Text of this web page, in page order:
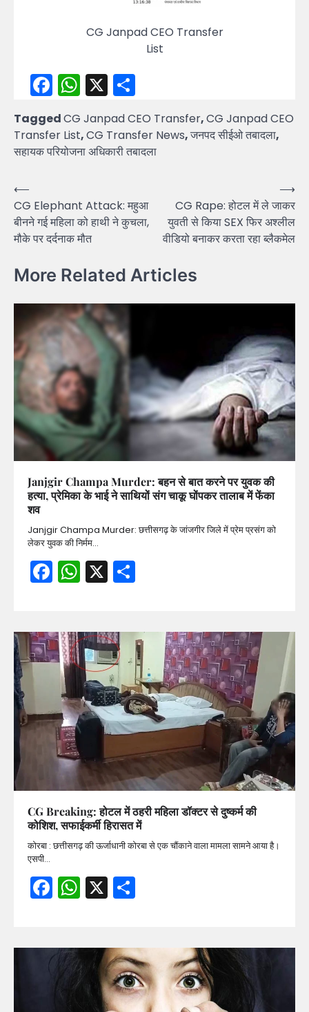
CG Janpad CEO Transfer
List
Facebook
WhatsApp
X
TaggedCG Janpad CEO Transfer,CG Janpad CEO
Transfer List,CG Transfer News,जनपद सीईओ तबादला,
सहायक परियोजना अधिकारी तबादला
Post
navigation
⟵
CG Elephant Attack: महुआ
बीनने गई महिला को हाथी ने कुचला,
मौके पर दर्दनाक मौत
CG Rape: होटल में ले जाकर
युवती से किया SEX फिर अश्लील
वीडियो बनाकर करता रहा ब्लैकमेल
⟶
More Related Articles
Janjgir Champa Murder: बहन से बात करने पर युवक की
हत्या, प्रेमिका के भाई ने साथियों संग चाकू घोंपकर तालाब में फेंका
शव
Janjgir Champa Murder: छत्तीसगढ़ के जांजगीर जिले में प्रेम प्रसंग को
लेकर युवक की निर्मम…
Facebook
WhatsApp
X
CG Breaking: होटल में ठहरी महिला डॉक्टर से दुष्कर्म की
कोशिश, सफाईकर्मी हिरासत में
कोरबा : छत्तीसगढ़ की ऊर्जाधानी कोरबा से एक चौंकाने वाला मामला सामने आया है।
एसपी…
Facebook
WhatsApp
X